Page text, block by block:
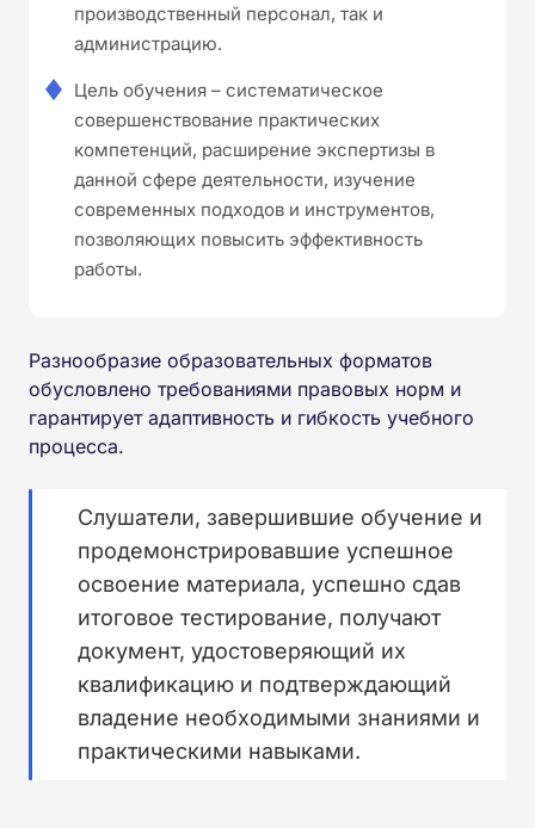
производственный персонал, так и
администрацию.
Цель обучения – систематическое
совершенствование практических
компетенций, расширение экспертизы в
данной сфере деятельности, изучение
современных подходов и инструментов,
позволяющих повысить эффективность
работы.
Разнообразие образовательных форматов
обусловлено требованиями правовых норм и
гарантирует адаптивность и гибкость учебного
процесса.
Слушатели, завершившие обучение и
продемонстрировавшие успешное
освоение материала, успешно сдав
итоговое тестирование, получают
документ, удостоверяющий их
квалификацию и подтверждающий
владение необходимыми знаниями и
практическими навыками.